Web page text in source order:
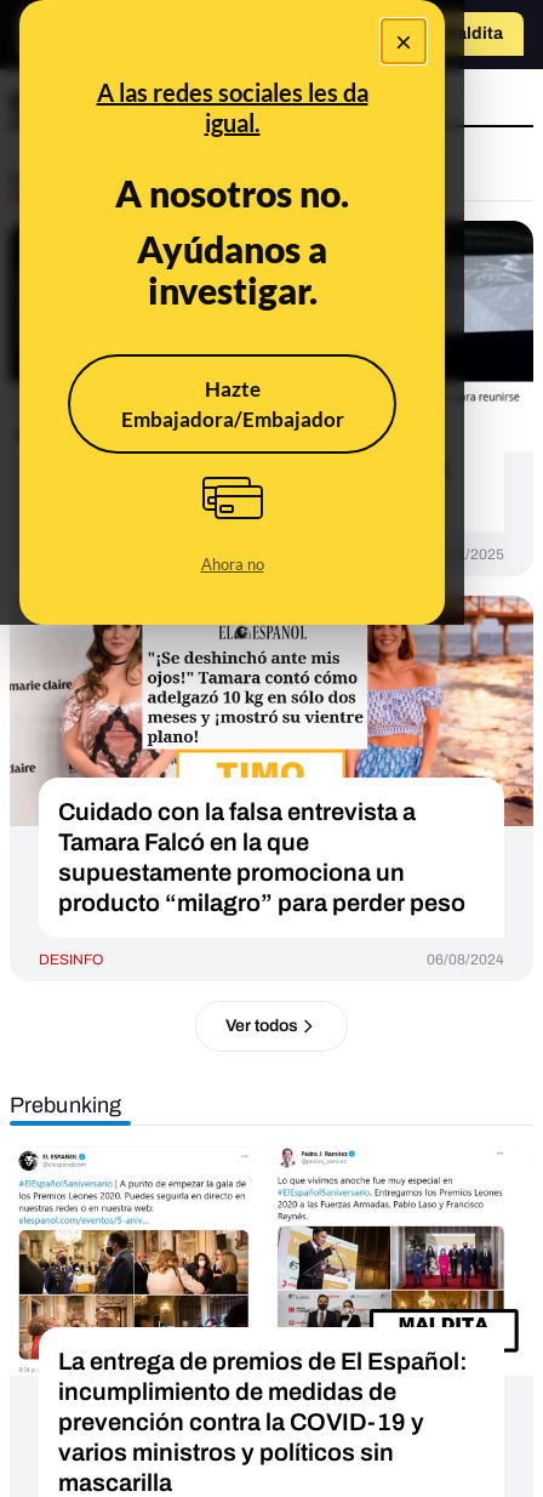
×
A las redes sociales les da
igual.
A nosotros no.
Ayúdanos a
investigar.
Hazte
Embajadora/Embajador
Ahora no
Hazte Maldit o
a
El Español
CONTEXTO
Las versiones sobre la supuesta
que le habría llevado Koldo
25/11/2025
Cuidado con la falsa entrevista a
Tamara Falcó en la que
supuestamente promociona un
producto “milagro” para perder peso
DESINFO 06/08/2024
Ver todos
Prebunking
La entrega de premios de El Español:
incumplimiento de medidas de
prevención contra la COVID-19 y
varios ministros y políticos sin
mascarilla